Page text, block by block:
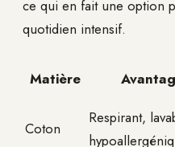
ce qui en fait une option
quotidien intensif.
Matière
Coton
Respirant,